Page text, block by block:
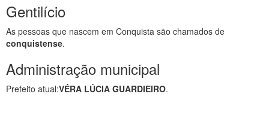
Gentilício
As pessoas que nascem em Conquista são chamados de
conquistense.
Administração municipal
Prefeito atual:VÉRA LÚCIA GUARDIEIRO.